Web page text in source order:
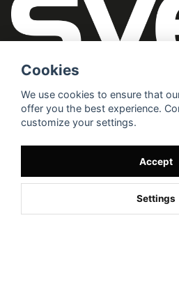
Cookies
We use cookies to ensure that
offer you the best experience.
customize your settings.
Accept
Settings